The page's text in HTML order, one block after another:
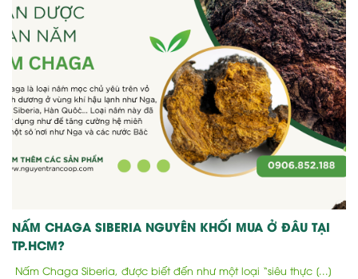
NẤM CHAGA SIBERIA NGUYÊN KHỐI MUA Ở ĐÂU TẠI
TP.HCM?
Nấm Chaga Siberia, được biết đến như một loại “siêu thực [...]